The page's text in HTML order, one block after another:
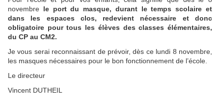
novembre le port du masque, durant le temps scolaire et
dans les espaces clos, redevient nécessaire et donc
obligatoire pour tous les élèves des classes élémentaires,
du CP au CM2.
Je vous serai reconnaissant de prévoir, dès ce lundi 8 novembre,
les masques nécessaires pour le bon fonctionnement de l’école.
Le directeur
Vincent DUTHEIL